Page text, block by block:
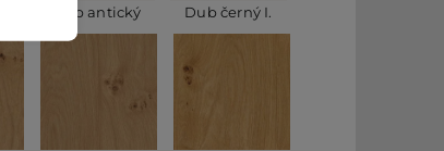
Dub antický Dub černý I.